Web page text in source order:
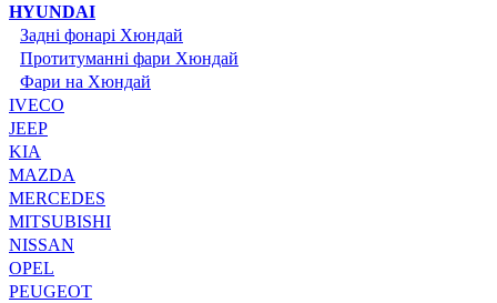
HYUNDAI
Задні фонарі Хюндай
Протитуманні фари Хюндай
Фари на Хюндай
IVECO
JEEP
KIA
MAZDA
MERCEDES
MITSUBISHI
NISSAN
OPEL
PEUGEOT